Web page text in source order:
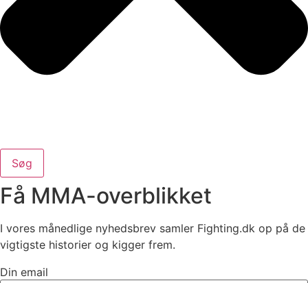
Søg
Få MMA-overblikket
I vores månedlige nyhedsbrev samler Fighting.dk op på de
vigtigste historier og kigger frem.
Din email